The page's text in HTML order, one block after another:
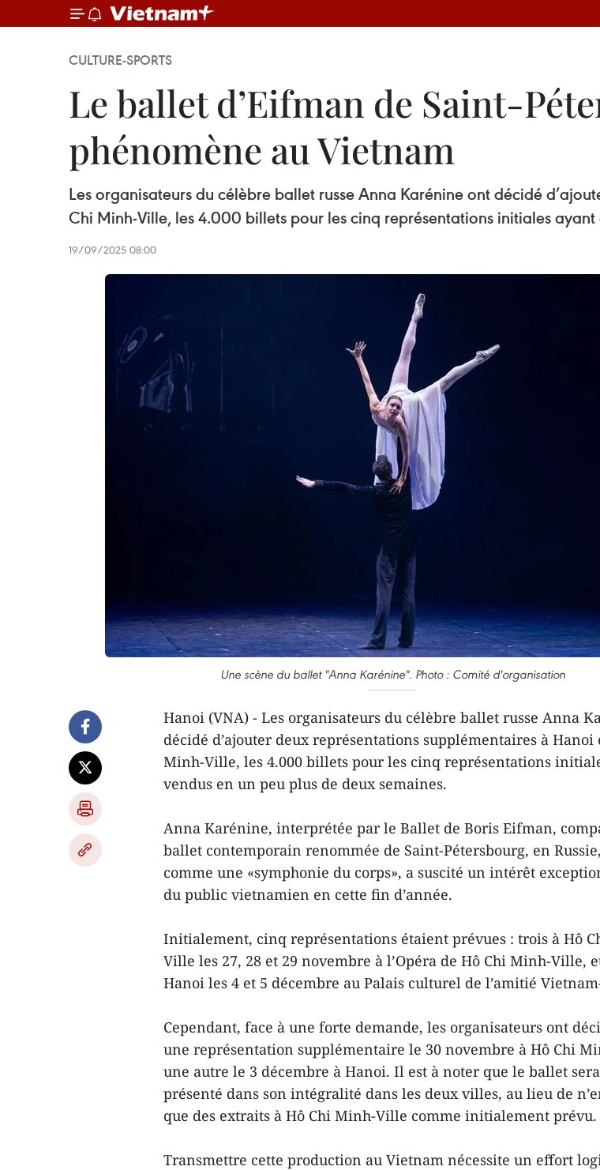
CULTURE-SPORTS
Le ballet d’Eifman de Saint-
phénomène au Vietnam
Les organisateurs du célèbre ballet russe Anna Karénine ont décidé
Chi Minh-Ville, les 4.000 billets pour les cinq représentations initiales
19/09/2025 08:00
Une scène du ballet "Anna Karénine". Photo : Comité d'organisation
Hanoi (VNA) - Les organisateurs du célèbre ballet russe Anna
décidé d’ajouter deux représentations supplémentaires à Hanoi
Minh-Ville, les 4.000 billets pour les cinq représentations
vendus en un peu plus de deux semaines.
Anna Karénine, interprétée par le Ballet de Boris Eifman,
ballet contemporain renommée de Saint-Pétersbourg, en
comme une «symphonie du corps», a suscité un intérêt
du public vietnamien en cette fin d’année.
Initialement, cinq représentations étaient prévues : trois à Hô
Ville les 27, 28 et 29 novembre à l’Opéra de Hô Chi Minh-Ville,
Hanoi les 4 et 5 décembre au Palais culturel de l’amitié
Cependant, face à une forte demande, les organisateurs ont
une représentation supplémentaire le 30 novembre à Hô Chi
une autre le 3 décembre à Hanoi. Il est à noter que le ballet
présenté dans son intégralité dans les deux villes, au lieu de
que des extraits à Hô Chi Minh-Ville comme initialement prévu.
Transmettre cette production au Vietnam nécessite un effort